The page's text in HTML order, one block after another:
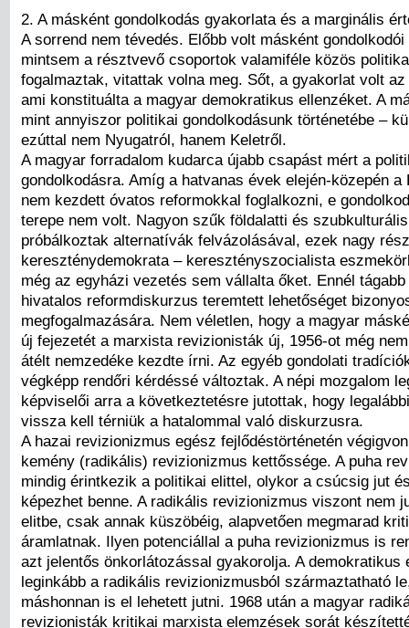
2. A másként gondolkodás gyakorlata és a marginális
A sorrend nem tévedés. Előbb volt másként
mintsem a résztvevő csoportok valamiféle közös
fogalmaztak, vitattak volna meg. Sőt, a gyakorlat volt
ami konstituálta a magyar demokratikus ellenzéket. A
mint annyiszor politikai gondolkodásunk történetébe –
ezúttal nem Nyugatról, hanem Keletről.
A magyar forradalom kudarca újabb csapást mért a
gondolkodásra. Amíg a hatvanas évek elején-közepén a
nem kezdett óvatos reformokkal foglalkozni, e
terepe nem volt. Nagyon szűk földalatti és
próbálkoztak alternatívák felvázolásával, ezek nagy
kereszténydemokrata – keresztényszocialista
még az egyházi vezetés sem vállalta őket. Ennél
hivatalos reformdiskurzus teremtett lehetőséget
megfogalmazására. Nem véletlen, hogy a magyar
új fejezetét a marxista revizionisták új, 1956-ot még
átélt nemzedéke kezdte írni. Az egyéb gondolati
végképp rendőri kérdéssé változtak. A népi mozgalom
képviselői arra a következtetésre jutottak, hogy
vissza kell térniük a hatalommal való diskurzusra.
A hazai revizionizmus egész fejlődéstörténetén
kemény (radikális) revizionizmus kettőssége. A puha
mindig érintkezik a politikai elittel, olykor a csúcsig jut
képezhet benne. A radikális revizionizmus viszont nem
elitbe, csak annak küszöbéig, alapvetően megmarad
áramlatnak. Ilyen potenciállal a puha revizionizmus is
azt jelentős önkorlátozással gyakorolja. A demokratikus
leginkább a radikális revizionizmusból származtatható
máshonnan is el lehetett jutni. 1968 után a magyar
revizionisták kritikai marxista elemzések sorát